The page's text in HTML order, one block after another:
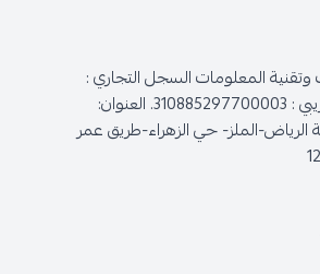
المعلومات السجل التجاري :
1010450000 الرقم الضريبي : 310885297700003. العنوان:
الرياض-الملز- حي الزهراء-طريق عمر